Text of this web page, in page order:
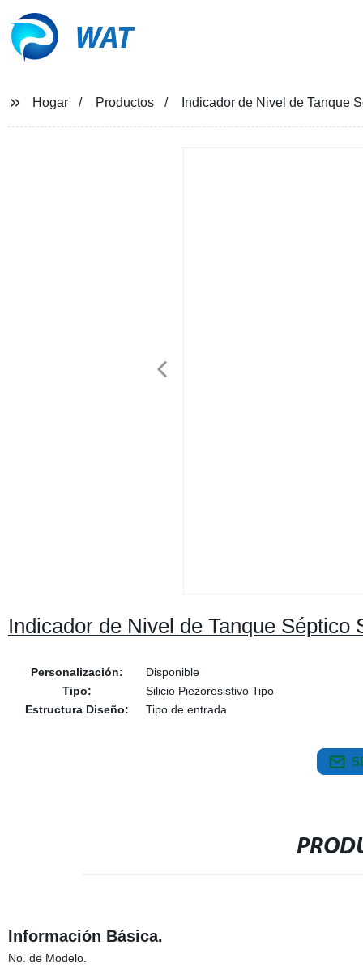
WAT
Hogar Productos Indicador de Nivel de Tanque
Indicador de Nivel de Tanque Séptico
Personalización:
Disponible
Tipo:
Silicio Piezoresistivo Tipo
Estructura Diseño:
Tipo de entrada
Información Básica.
No. de Modelo.